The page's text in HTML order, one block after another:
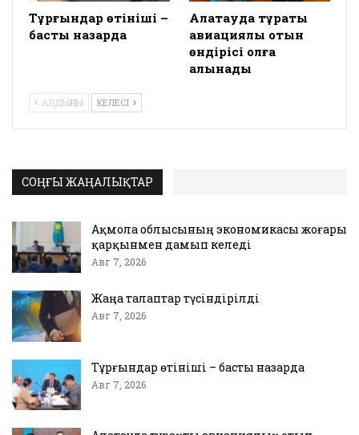
Тұрғындар өтініші –
басты назарда
Алатауда тұрақты
авиациялық отын
өндірісі қолға
алынады
АЛДЫҢҒЫ КЕЛЕСІ
СОҢҒЫ ЖАҢАЛЫҚТАР
Ақмола облысының экономикасы жоғары
қарқынмен дамып келеді
Авг 7, 2026
Жаңа талаптар түсіндірілді
Авг 7, 2026
Тұрғындар өтініші – басты назарда
Авг 7, 2026